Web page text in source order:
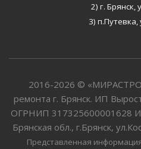
2) г. Брянск,
3) п.Путевка,
2016-2026 ©
ремонта г. Брянск. ИП
ОГРНИП 317325600001628
Брянская обл., г.Брянск,
Представленная